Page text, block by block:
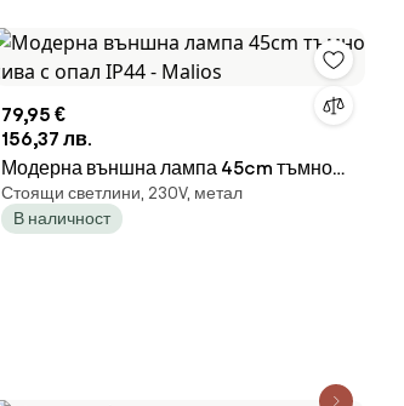
79,95 €
156,37 лв.
Модерна външна лампа 45cm тъмно
сива с опал IP44 - Malios
Стоящи светлини, 230V, метал
В наличност